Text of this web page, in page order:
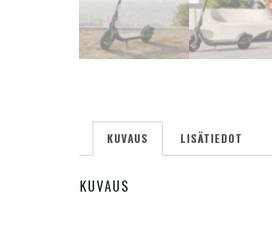
KUVAUS LISÄTIEDOT
KUVAUS